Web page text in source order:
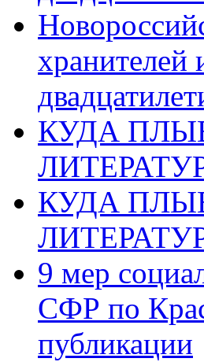
хранителей
КУДА
КУДА
9 мер
СФР по
публикации